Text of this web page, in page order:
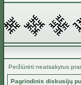
Peržiūrėti neatsakytus
Pagrindinis diskusijų